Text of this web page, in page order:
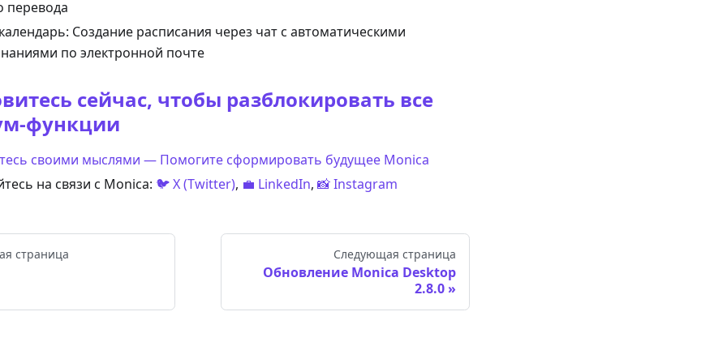
перевода
Создание расписания через чат с автоматическими
по электронной почте
сейчас, чтобы разблокировать все
функции
своими мыслями — Помогите сформировать будущее Monica
на связи с Monica: 🐦 X (Twitter), 💼 LinkedIn, 📸 Instagram
страница Следующая страница
Обновление Monica Desktop
2.8.0